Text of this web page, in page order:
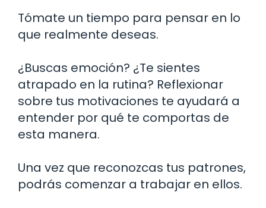
Tómate un tiempo para pensar en lo
que realmente deseas.
¿Buscas emoción? ¿Te sientes
atrapado en la rutina? Reflexionar
sobre tus motivaciones te ayudará a
entender por qué te comportas de
esta manera.
Una vez que reconozcas tus patrones,
podrás comenzar a trabajar en ellos.